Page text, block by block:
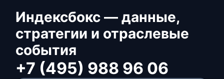
Индексбокс — данные,
стратегии и отраслевые
события
+7 (495) 988 96 06